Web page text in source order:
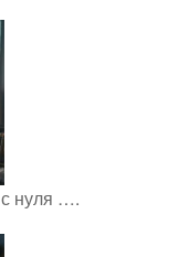
нуля ….